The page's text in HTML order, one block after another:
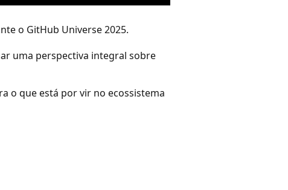
o GitHub Universe 2025.
uma perspectiva integral sobre
o que está por vir no ecossistema